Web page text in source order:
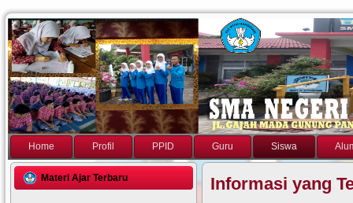
Home Profil PPID Guru Siswa
Materi Ajar Terbaru Informasi yang